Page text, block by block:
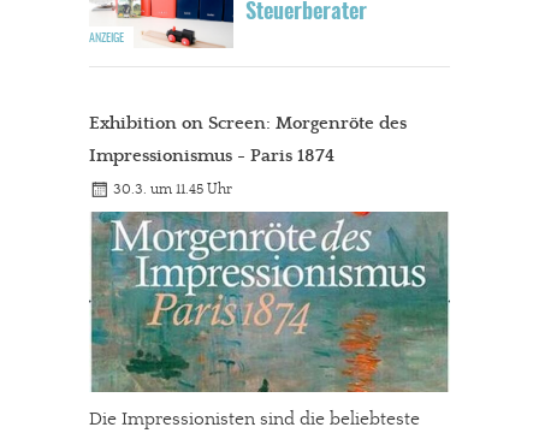
Steuerberater
Exhibition on Screen: Morgenröte des
Impressionismus - Paris 1874
30.3. um 11.45 Uhr
Die Impressionisten sind die beliebteste